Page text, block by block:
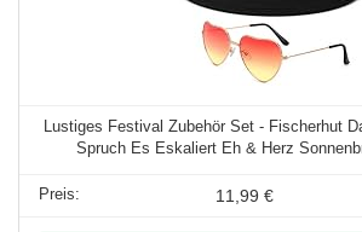
Lustiges Festival Zubehör Set - Fischerhut
Spruch Es Eskaliert Eh & Herz
11,99 €